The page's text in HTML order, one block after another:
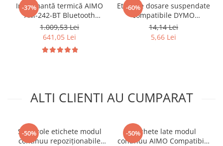
-37%
Imprimantă termică AIMO
AM-242-BT Bluetooth
pentru etichete AWB,
curierat, produse, bijuterii
și coduri de bare, conectare
Bluetooth și USB,
1.009,53 Lei
641,05 Lei
-60%
Etichete dosare suspendate
compatibile DYMO
LabelWriter S0722460 12 x
50 mm pentru arhivare,
organizare și identificare
14,14 Lei
5,66 Lei
ALTI CLIENTI AU CUMPARAT
-50%
Set 3 role etichete modul
continuu repoziționabile
-50%
Etichete late modul
continuu AIMO Compatibile